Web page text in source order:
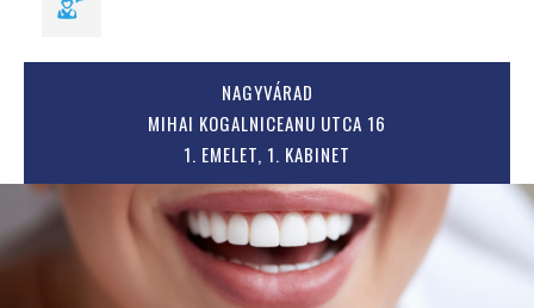
NAGYVÁRAD
MIHAI KOGALNICEANU UTCA 16
1. EMELET, 1. KABINET